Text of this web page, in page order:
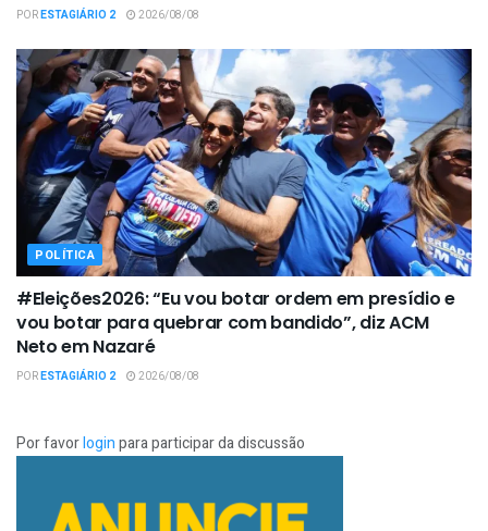
PORESTAGIÁRIO 2 2026/08/08
POLÍTICA
#Eleições2026: “Eu vou botar ordem em presídio e
vou botar para quebrar com bandido”, diz ACM
Neto em Nazaré
PORESTAGIÁRIO 2 2026/08/08
Por favorloginpara participar da discussão